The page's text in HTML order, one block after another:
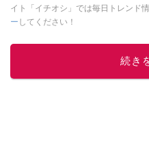
イト「イチオシ」では毎日トレンド情
ー してください！
こ
続き